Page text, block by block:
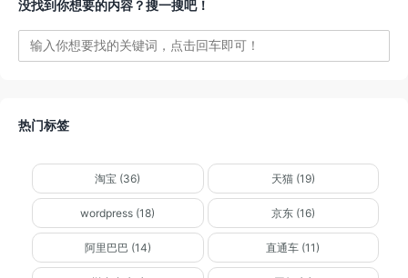
没找到你想要的内容？搜一搜吧！
热门标签
淘宝 (36) 天猫 (19)
wordpress (18) 京东 (16)
阿里巴巴 (14) 直通车 (11)